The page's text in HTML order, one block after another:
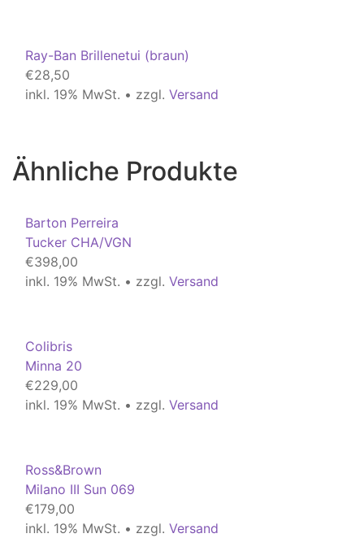
Ray-Ban Brillenetui (braun)
€28,50
inkl. 19% MwSt. • zzgl. Versand
Ähnliche Produkte
Barton Perreira
Tucker CHA/VGN
€398,00
inkl. 19% MwSt. • zzgl. Versand
Colibris
Minna 20
€229,00
inkl. 19% MwSt. • zzgl. Versand
Ross&Brown
Milano III Sun 069
€179,00
inkl. 19% MwSt. • zzgl. Versand